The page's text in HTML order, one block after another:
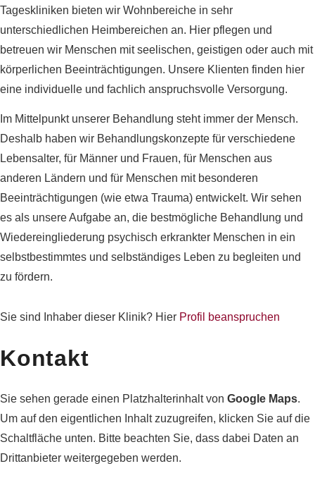
Tageskliniken bieten wir Wohnbereiche in sehr
unterschiedlichen Heimbereichen an. Hier pflegen und
betreuen wir Menschen mit seelischen, geistigen oder auch mit
körperlichen Beeinträchtigungen. Unsere Klienten finden hier
eine individuelle und fachlich anspruchsvolle Versorgung.
Im Mittelpunkt unserer Behandlung steht immer der Mensch.
Deshalb haben wir Behandlungskonzepte für verschiedene
Lebensalter, für Männer und Frauen, für Menschen aus
anderen Ländern und für Menschen mit besonderen
Beeinträchtigungen (wie etwa Trauma) entwickelt. Wir sehen
es als unsere Aufgabe an, die bestmögliche Behandlung und
Wiedereingliederung psychisch erkrankter Menschen in ein
selbstbestimmtes und selbständiges Leben zu begleiten und
zu fördern.
Sie sind Inhaber dieser Klinik? Hier Profil beanspruchen
Kontakt
Sie sehen gerade einen Platzhalterinhalt von Google Maps.
Um auf den eigentlichen Inhalt zuzugreifen, klicken Sie auf die
Schaltfläche unten. Bitte beachten Sie, dass dabei Daten an
Drittanbieter weitergegeben werden.